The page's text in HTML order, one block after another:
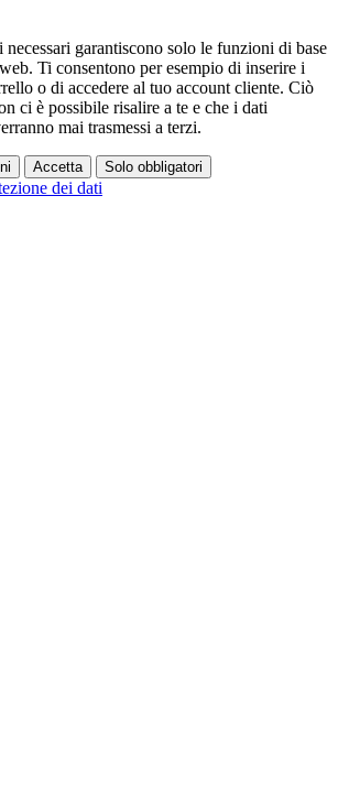
garantiscono solo le funzioni di base
Ti consentono per esempio di inserire i
o di accedere al tuo account cliente. Ciò
ci è possibile risalire a te e che i dati
mai trasmessi a terzi.
Accetta Solo obbligatori
dei dati